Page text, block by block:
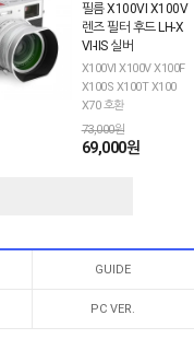
필름 X100VI X100V
렌즈 필터 후드 LH-X
VI-IIS 실버
X100VI X100V X100F
X100S X100T X100
X70 호환
73,000원
69,000원
GUIDE
PC VER.